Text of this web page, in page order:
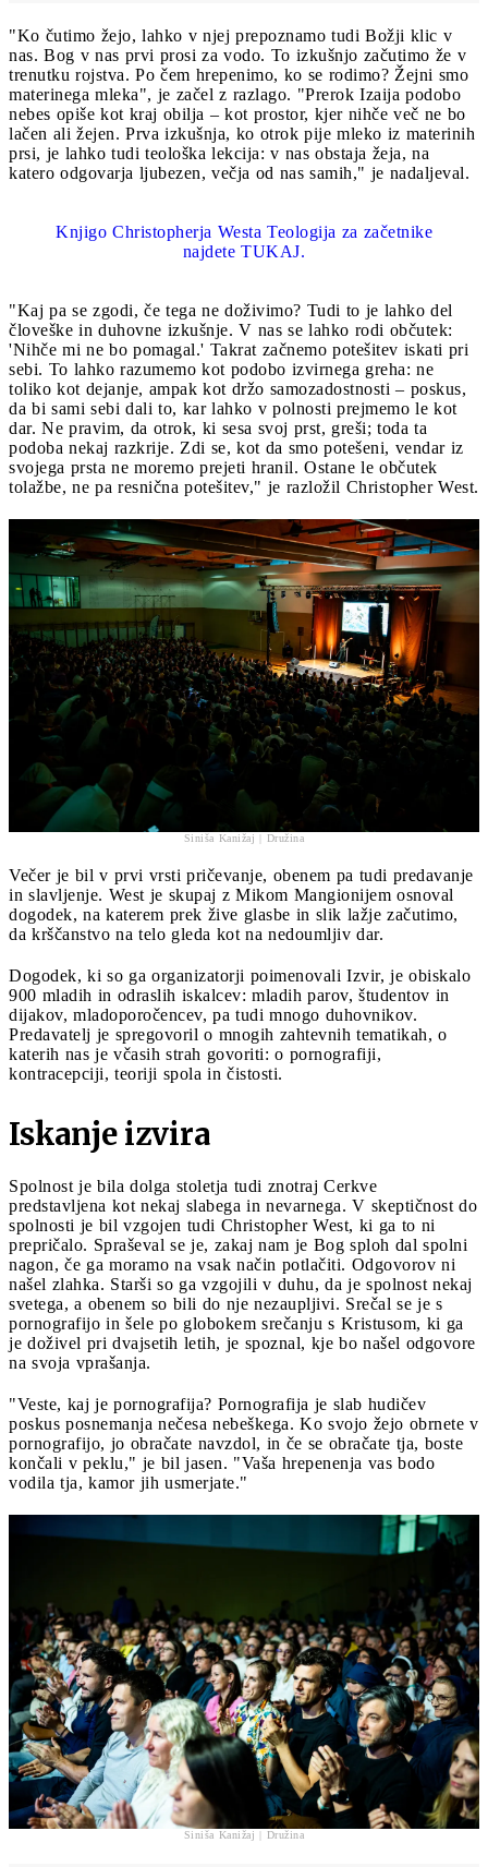
"Ko čutimo žejo, lahko v njej prepoznamo tudi Božji klic v
nas. Bog v nas prvi prosi za vodo. To izkušnjo začutimo že v
trenutku rojstva. Po čem hrepenimo, ko se rodimo? Žejni smo
materinega mleka", je začel z razlago. "Prerok Izaija podobo
nebes opiše kot kraj obilja – kot prostor, kjer nihče več ne bo
lačen ali žejen. Prva izkušnja, ko otrok pije mleko iz materinih
prsi, je lahko tudi teološka lekcija: v nas obstaja žeja, na
katero odgovarja ljubezen, večja od nas samih," je nadaljeval.
Knjigo Christopherja Westa Teologija za začetnike
najdete TUKAJ.
"Kaj pa se zgodi, če tega ne doživimo? Tudi to je lahko del
človeške in duhovne izkušnje. V nas se lahko rodi občutek:
'Nihče mi ne bo pomagal.' Takrat začnemo potešitev iskati pri
sebi. To lahko razumemo kot podobo izvirnega greha: ne
toliko kot dejanje, ampak kot držo samozadostnosti – poskus,
da bi sami sebi dali to, kar lahko v polnosti prejmemo le kot
dar. Ne pravim, da otrok, ki sesa svoj prst, greši; toda ta
podoba nekaj razkrije. Zdi se, kot da smo potešeni, vendar iz
svojega prsta ne moremo prejeti hranil. Ostane le občutek
tolažbe, ne pa resnična potešitev," je razložil Christopher West.
Siniša Kanižaj | Družina
Večer je bil v prvi vrsti pričevanje, obenem pa tudi predavanje
in slavljenje. West je skupaj z Mikom Mangionijem osnoval
dogodek, na katerem prek žive glasbe in slik lažje začutimo,
da krščanstvo na telo gleda kot na nedoumljiv dar.
Dogodek, ki so ga organizatorji poimenovali Izvir, je obiskalo
900 mladih in odraslih iskalcev: mladih parov, študentov in
dijakov, mladoporočencev, pa tudi mnogo duhovnikov.
Predavatelj je spregovoril o mnogih zahtevnih tematikah, o
katerih nas je včasih strah govoriti: o pornografiji,
kontracepciji, teoriji spola in čistosti.
Iskanje izvira
Spolnost je bila dolga stoletja tudi znotraj Cerkve
predstavljena kot nekaj slabega in nevarnega. V skeptičnost do
spolnosti je bil vzgojen tudi Christopher West, ki ga to ni
prepričalo. Spraševal se je, zakaj nam je Bog sploh dal spolni
nagon, če ga moramo na vsak način potlačiti. Odgovorov ni
našel zlahka. Starši so ga vzgojili v duhu, da je spolnost nekaj
svetega, a obenem so bili do nje nezaupljivi. Srečal se je s
pornografijo in šele po globokem srečanju s Kristusom, ki ga
je doživel pri dvajsetih letih, je spoznal, kje bo našel odgovore
na svoja vprašanja.
"Veste, kaj je pornografija? Pornografija je slab hudičev
poskus posnemanja nečesa nebeškega. Ko svojo žejo obrnete v
pornografijo, jo obračate navzdol, in če se obračate tja, boste
končali v peklu," je bil jasen. "Vaša hrepenenja vas bodo
vodila tja, kamor jih usmerjate."
Siniša Kanižaj | Družina